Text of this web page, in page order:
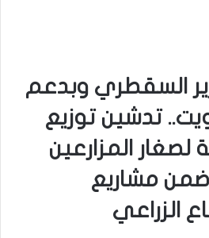
السقطري وبدعم
تدشين توزيع
لصغار المزارعين
مشاريع
الزراعي